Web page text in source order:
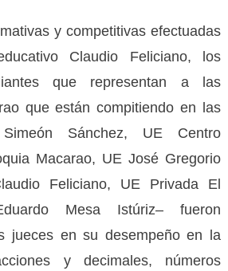
y competitivas efectuadas
Claudio Feliciano, los
que representan a las
que están compitiendo en las
Sánchez, UE Centro
Macarao, UE José Gregorio
Feliciano, UE Privada El
Mesa Istúriz– fueron
jueces en su desempeño en la
y decimales, números